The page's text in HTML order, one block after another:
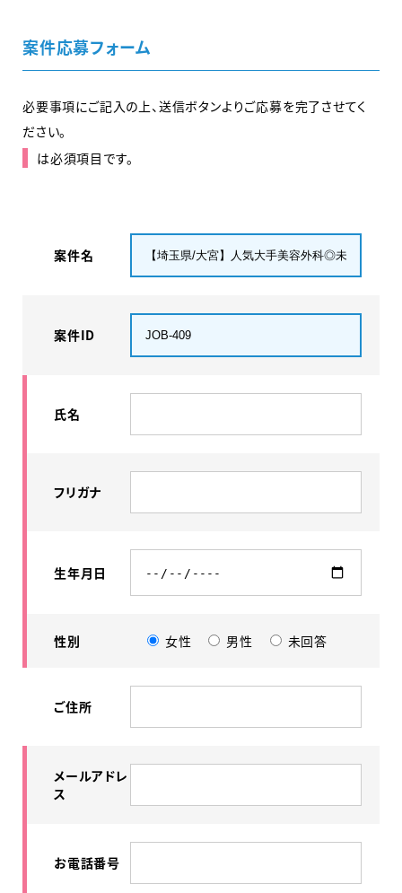
案件応募フォーム
必要事項にご記入の上、送信ボタンよりご応募を完了させてく
ださい。
は必須項目です。
案件名
案件ID
氏名
フリガナ
生年月日
性別 女性 男性 未回答
ご住所
メールアドレ
ス
お電話番号